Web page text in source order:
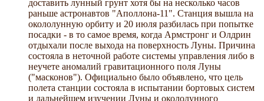
доставить лунный грунт хотя бы на несколько часов
раньше астронавтов "Аполлона-11". Станция вышла на
окололунную орбиту и 20 июля разбилась при попытке
посадки - в то самое время, когда Армстронг и Олдрин
отдыхали после выхода на поверхность Луны. Причина
состояла в неточной работе системы управления либо в
неучете аномалий гравитационного поля Луны
("масконов"). Официально было объявлено, что цель
полета станции состояла в испытании бортовых систем
и дальнейшем изучении Луны и окололунного